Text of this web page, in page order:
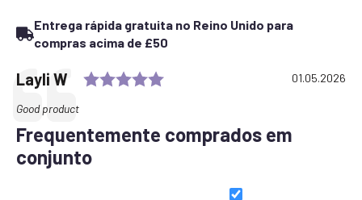
Entrega rápida gratuita no Reino Unido para
compras acima de £50
Testimonial
Author:
Layli W Rating: 5.0 out of 5 stars
Date:
01.05.2026
Text:
Good product
Frequentemente comprados em
conjunto